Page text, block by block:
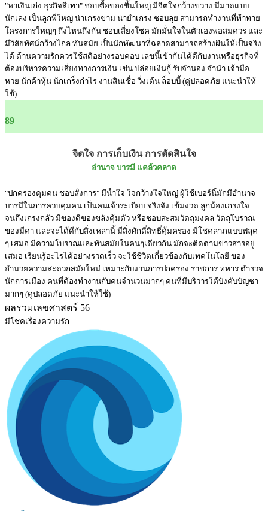
"หาเงินเก่ง ธุรกิจสีเทา" ชอบซื้อของชิ้นใหญ่ มีจิตใจกว้างขวาง มีมาดแบบ
นักเลง เป็นลูกพี่ใหญ่ น่าเกรงขาม น่ายำเกรง ชอบลุย สามารถทำงานที่ท้าทาย
โครงการใหญ่ๆ ถึงไหนถึงกัน ชอบเสี่ยงโชค มักมั่นใจในตัวเองพอสมควร และ
มีวิสัยทัศน์กว้างไกล ทันสมัย เป็นนักพัฒนาที่ฉลาดสามารถสร้างฝันให้เป็นจริง
ได้ ด้านความรักควรใช้สติอย่างรอบคอบ เลขนี้เข้ากันได้ดีกับงานหรือธุรกิจที่
ต้องบริหารความเสี่ยงทางการเงิน เช่น ปล่อยเงินกู้ รับจำนอง จำนำ เจ้ามือ
หวย นักค้าหุ้น นักเกร็งกำไร งานสินเชื่อ วิ่งเต้น ล็อบบี้ (คู่ปลอดภัย แนะนำให้
ใช้)
89
จิตใจ การเก็บเงิน การตัดสินใจ
อำนาจ บารมี แคล้วคลาด
"ปกครองคุมคน ชอบสั่งการ" มีน้ำใจ ใจกว้างใจใหญ่ ผู้ใช้เบอร์นี้มักมีอำนาจ
บารมีในการควบคุมคน เป็นคนเจ้าระเบียบ จริงจัง เข้มงวด ลูกน้องเกรงใจ
จนถึงเกรงกลัว มีของดีของขลังคุ้มตัว หรือชอบสะสมวัตถุมงคล วัตถุโบราณ
ของมีค่า และจะได้ดีกับสิ่งเหล่านี้ มีสิ่งศักดิ์สิทธิ์คุ้มครอง มีโชคลาภแบบฟลุค
ๆ เสมอ มีความโบราณและทันสมัยในคนๆเดียวกัน มักจะติดตามข่าวสารอยู่
เสมอ เรียนรู้อะไรได้อย่างรวดเร็ว จะใช้ชีวิตเกี่ยวข้องกับเทคโนโลยี ของ
อำนวยความสะดวกสมัยใหม่ เหมาะกับงานการปกครอง ราชการ ทหาร ตำรวจ
นักการเมือง คนที่ต้องทำงานกับคนจำนวนมากๆ คนที่มีบริวารใต้บังคับบัญชา
มากๆ (คู่ปลอดภัย แนะนำให้ใช้)
ผลรวมเลขศาสตร์ 56
มีโชคเรื่องความรัก